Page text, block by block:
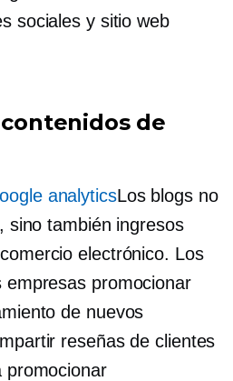
sociales y sitio web
de
analyticsLos blogs no
sino también ingresos
electrónico. Los
empresas promocionar
de nuevos
reseñas de clientes
promocionar